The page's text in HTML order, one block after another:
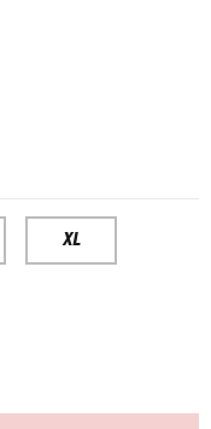
XL